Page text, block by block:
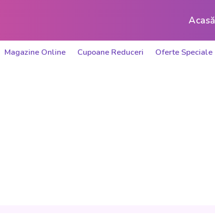
Acasă
Magazine Online Cupoane Reduceri Oferte Speciale